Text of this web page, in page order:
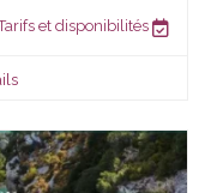
et disponibilités